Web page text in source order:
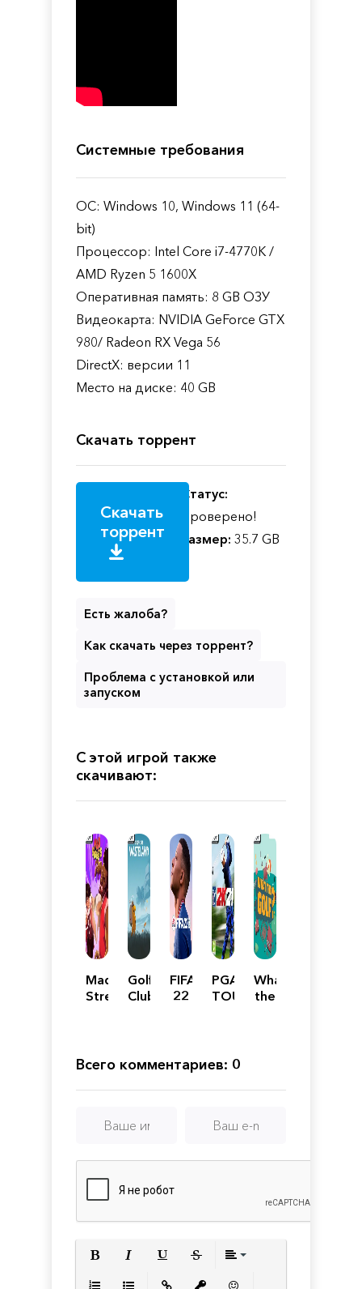
Системные требования
ОС: Windows 10, Windows 11 (64-
bit)
Процессор: Intel Core i7-4770K /
AMD Ryzen 5 1600X
Оперативная память: 8 GB ОЗУ
Видеокарта: NVIDIA GeForce GTX
980/ Radeon RX Vega 56
DirectX: версии 11
Место на диске: 40 GB
Скачать торрент
Скачать
торрент
Статус:
Проверено!
Размер: 35.7 GB
Есть жалоба?
Как скачать через торрент?
Проблема с установкой или
запуском
С этой игрой также
скачивают:
Mad
Streets
Golf
Club
FIFA
22
PGA
TOUR
What
the
Всего комментариев: 0